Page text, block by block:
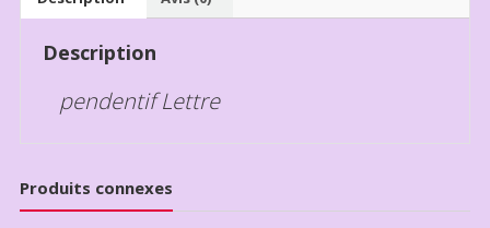
Description
pendentif Lettre
Produits connexes